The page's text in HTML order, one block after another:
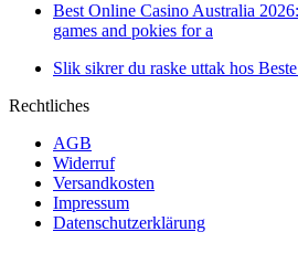
Best Online Casino Australia
games and pokies for a
Slik sikrer du raske uttak hos
Rechtliches
AGB
Widerruf
Versandkosten
Impressum
Datenschutzerklärung